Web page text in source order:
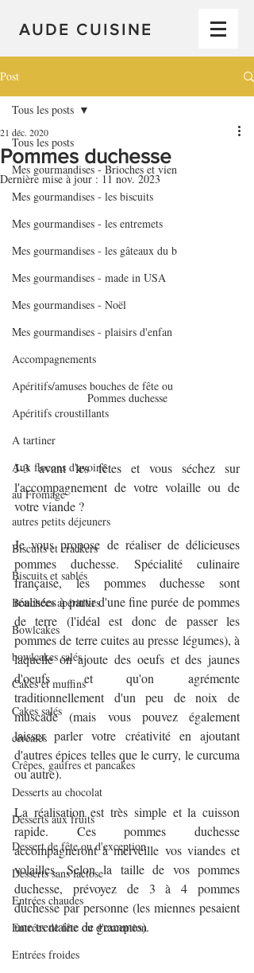
AUDE CUISINE
Post
Tous les posts
Mes gourmandises - Brioches et vien
Mes gourmandises - les biscuits
Mes gourmandises - les entremets
Mes gourmandises - les gâteaux du b
Mes gourmandises - made in USA
Mes gourmandises - Noël
Mes gourmandises - plaisirs d'enfan
Accompagnements
Apéritifs/amuses bouches de fête ou
Apéritifs croustillants
A tartiner
Aux flocons d'avoine
au Fromage
autres petits déjeuners
Biscuits et crackers
Biscuits et sablés
Bouchées apéritives
Bowlcakes
bowlcakes salés
Cakes et muffins
Cakes salés
céréales
Crêpes, gaufres et pancakes
Desserts au chocolat
Desserts aux fruits
Dessert de fête ou d'exception
Desserts sans lactose
Entrées chaudes
Entrées de fête ou d'exception
Entrées froides
Tous les posts
Pommes duchesse
21 déc. 2020
Dernière mise à jour : 11 nov. 2023
Pommes duchesse
J-3 avant les fêtes et vous séchez sur
l'accompagnement de votre volaille ou de
votre viande ?
Je vous propose de réaliser de délicieuses
pommes duchesse. Spécialité culinaire
française, les pommes duchesse sont
réalisées à partir d'une fine purée de pommes
de terre (l'idéal est donc de passer les
pommes de terre cuites au presse légumes), à
laquelle on ajoute des oeufs et des jaunes
d'oeufs et qu'on agrémente
traditionnellement d'un peu de noix de
muscade (mais vous pouvez également
laisser parler votre créativité en ajoutant
d'autres épices telles que le curry, le curcuma
ou autre).
La réalisation est très simple et la cuisson
rapide. Ces pommes duchesse
accompagneront à merveille vos viandes et
volailles. Selon la taille de vos pommes
duchesse, prévoyez de 3 à 4 pommes
duchesse par personne (les miennes pesaient
une trentaine de grammes).